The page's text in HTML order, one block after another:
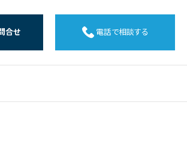
合せ 電話で相談する